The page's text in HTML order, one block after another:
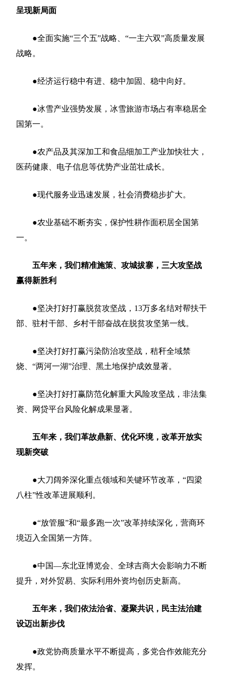
呈现新局面
●全面实施“三个五”战略、“一主六双”高质量发展
战略。
●经济运行稳中有进、稳中加固、稳中向好。
●冰雪产业强势发展，冰雪旅游市场占有率稳居全
国第一。
●农产品及其深加工和食品细加工产业加快壮大，
医药健康、电子信息等优势产业茁壮成长。
●现代服务业迅速发展，社会消费稳步扩大。
●农业基础不断夯实，保护性耕作面积居全国第
一。
五年来，我们精准施策、攻城拔寨，三大攻坚战
赢得新胜利
●坚决打好打赢脱贫攻坚战，13万多名结对帮扶干
部、驻村干部、乡村干部奋战在脱贫攻坚第一线。
●坚决打好打赢污染防治攻坚战，秸秆全域禁
烧、“两河一湖”治理、黑土地保护成效显著。
●坚决打好打赢防范化解重大风险攻坚战，非法集
资、网贷平台风险化解成果显著。
五年来，我们革故鼎新、优化环境，改革开放实
现新突破
●大刀阔斧深化重点领域和关键环节改革，“四梁
八柱”性改革进展顺利。
●“放管服”和“最多跑一次”改革持续深化，营商环
境迈入全国第一方阵。
●中国—东北亚博览会、全球吉商大会影响力不断
提升，对外贸易、实际利用外资均创历史新高。
五年来，我们依法治省、凝聚共识，民主法治建
设迈出新步伐
●政党协商质量水平不断提高，多党合作效能充分
发挥。